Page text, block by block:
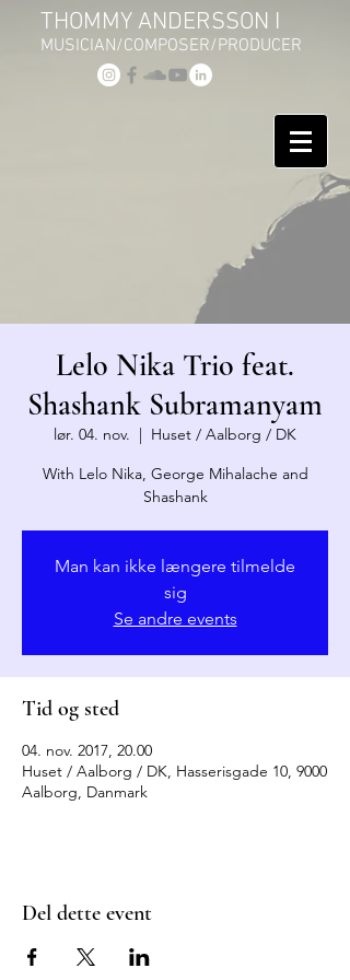
THOMMY ANDERSSON I
MUSICIAN/COMPOSER/PRODUCER
Lelo Nika Trio feat.
Shashank Subramanyam
lør. 04. nov.
  |
Huset / Aalborg / DK
With Lelo Nika, George Mihalache and
Shashank
Man kan ikke længere tilmelde
sig
Se andre events
Tid og sted
04. nov. 2017, 20.00
Huset / Aalborg / DK, Hasserisgade 10, 9000
Aalborg, Danmark
Del dette event